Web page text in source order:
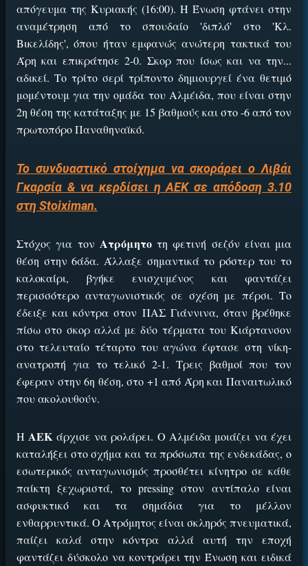
απόγευμα της Κυριακής (16:00). Η Ένωση φτάνει στην
αναμέτρηση από το σπουδαίο 'διπλό' στο 'Κλ.
Βικελίδης', όπου ήταν εμφανώς ανώτερη τακτικά του
Άρη και επικράτησε 2-0. Σκορ που ίσως και να την...
αδικεί. Το τρίτο σερί τρίποντο δημιουργεί ένα θετιμό
μομέντουμ για την ομάδα του Αλμέιδα, που είναι στην
2η θέση της κατάταξης με 15 βαθμούς και στο -6 από τον
πρωτοπόρο Παναθηναϊκό.
Το συνδυαστικό στοίχημα να σκοράρει ο Λιβάι
Γκαρσία & να κερδίσει η ΑΕΚ σε απόδοση 3.10
στη Stoiximan.
Στόχος για τον Ατρόμητοτη φετινή σεζόν είναι μια
θέση στην 6άδα. Άλλαξε σημαντικά το ρόστερ του το
καλοκαίρι, βγήκε ενισχυμένος και φαντάζει
περισσότερο ανταγωνιστικός σε σχέση με πέρσι. Το
έδειξε και κόντρα στον ΠΑΣ Γιάννινα, όταν βρέθηκε
πίσω στο σκορ αλλά με δύο τέρματα του Κιάρτανσον
στο τελευταίο τέταρτο του αγώνα έφτασε στη νίκη-
ανατροπή για το τελικό 2-1. Τρεις βαθμοί που τον
έφεραν στην 6η θέση, στο +1 από Άρη και Παναιτωλικό
που ακολουθούν.
Η ΑΕΚ άρχισε να ρολάρει. Ο Αλμέιδα μοιάζει να έχει
καταλήξει στο σχήμα και τα πρόσωπα της ενδεκάδας, ο
εσωτερικός ανταγωνισμός προσθέτει κίνητρο σε κάθε
παίκτη ξεχωριστά, το pressing στον αντίπαλο είναι
ασφυκτικό και τα σημάδια για το μέλλον
ενθαρρυντικά. Ο Ατρόμητος είναι σκληρός πνευματικά,
παίζει καλά στην κόντρα αλλά αυτή την εποχή
φαντάζει δύσκολο να κοντράρει την Ένωση και ειδικά